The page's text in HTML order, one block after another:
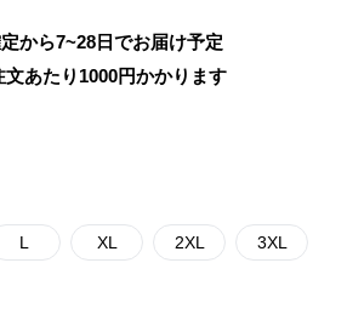
から7~28日でお届け予定
あたり 1000円かかります
L XL 2XL 3XL